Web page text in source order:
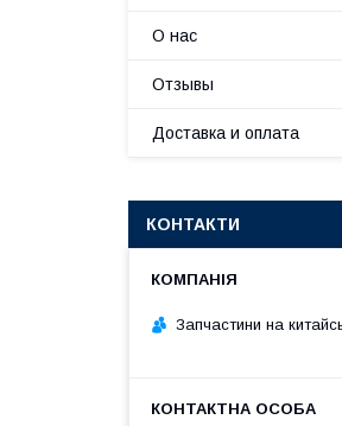
О нас
Отзывы
Доставка и оплата
КОНТАКТИ
Запчастини на